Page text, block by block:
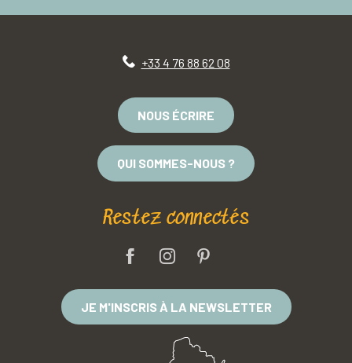
+33 4 76 88 62 08
NOUS ÉCRIRE
QUI SOMMES-NOUS ?
Restez connectés
JE M'INSCRIS À LA NEWSLETTER